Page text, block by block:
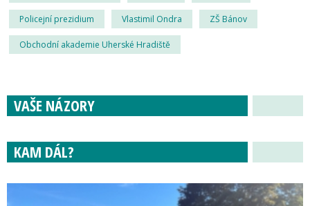
Policejní prezidium Vlastimil Ondra ZŠ Bánov
Obchodní akademie Uherské Hradiště
VAŠE NÁZORY
KAM DÁL?